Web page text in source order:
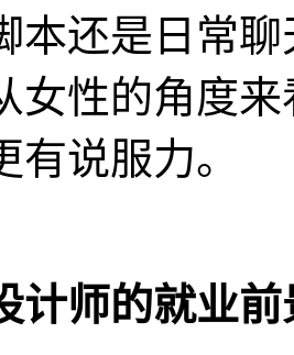
本还是日常
女性的角度
说服力。
计师的就业前